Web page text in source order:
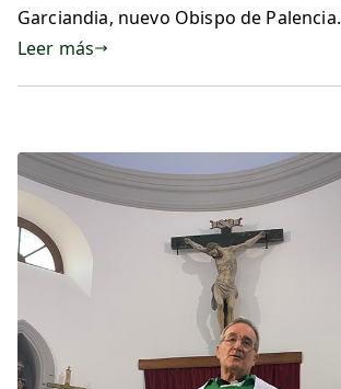
Garciandia, nuevo Obispo de Palencia.
Leer más